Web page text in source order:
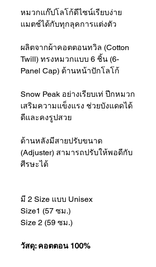
หมวกแก๊ปโลโก้ดีไซน์เรียบง่าย
แมตช์ได้กับทุกลุคการแต่งตัว
ผลิตจากผ้าคอตตอนทวิล (Cotton
Twill) ทรงหมวกแบบ 6 ชิ้น (6-
Panel Cap) ด้านหน้าปักโลโก้
Snow Peak อย่างเรียบเท่ ปีกหมวก
เสริมความแข็งแรง ช่วยบังแดดได้
ดีและคงรูปสวย
ด้านหลังมีสายปรับขนาด
(Adjuster) สามารถปรับให้พอดีกับ
ศีรษะได้
มี 2 Size แบบ Unisex
Size1 (57 ซม.)
Size 2 (59 ซม.)
วัสดุ: คอตตอน 100%